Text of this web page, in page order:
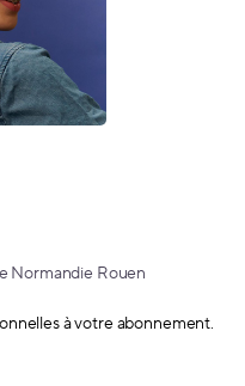
Normandie Rouen
à votre abonnement.